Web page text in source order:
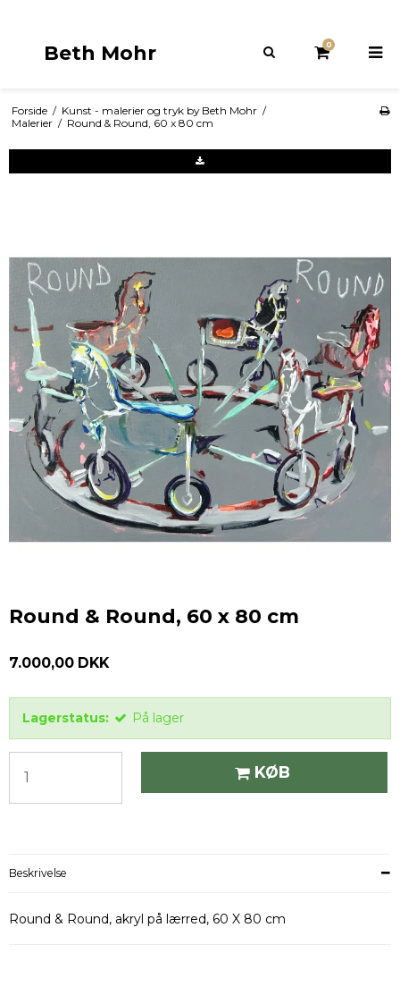
Beth Mohr 0
Forside / Kunst - malerier og tryk by Beth Mohr /
Malerier / Round & Round, 60 x 80 cm
Round & Round, 60 x 80 cm
7.000,00 DKK
Lagerstatus: På lager
KØB
Beskrivelse
Round & Round, akryl på lærred, 60 X 80 cm